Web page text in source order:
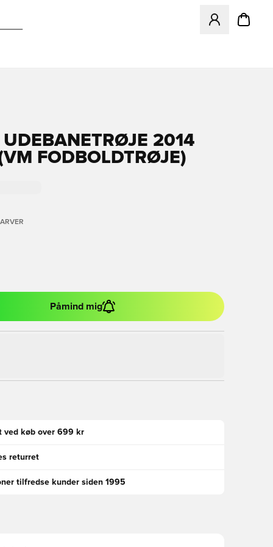
Åbner en
UDEBANETRØJE 2014
FODBOLDTRØJE)
Påmind mig
ved køb over 699 kr
returret
tilfredse kunder siden 1995